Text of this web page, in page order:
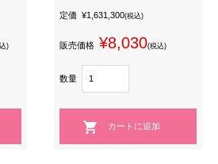
)
定価 ¥1,631,300(税込)
販売価格 ¥8,030(税込)
数量